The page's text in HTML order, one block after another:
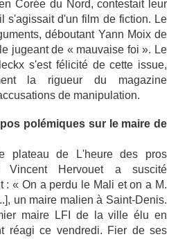
Corée du Nord, contestait leur
s'agissait d'un film de fiction. Le
déboutant Yann Moix de
jugeant de « mauvaise foi ». Le
s'est félicité de cette issue,
la rigueur du magazine
de manipulation.
polémiques sur le maire de
plateau de L'heure des pros
Vincent Hervouet a suscité
: « On a perdu le Mali et on a M.
un maire malien à Saint-Denis.
maire LFI de la ville élu en
réagi ce vendredi. Fier de ses